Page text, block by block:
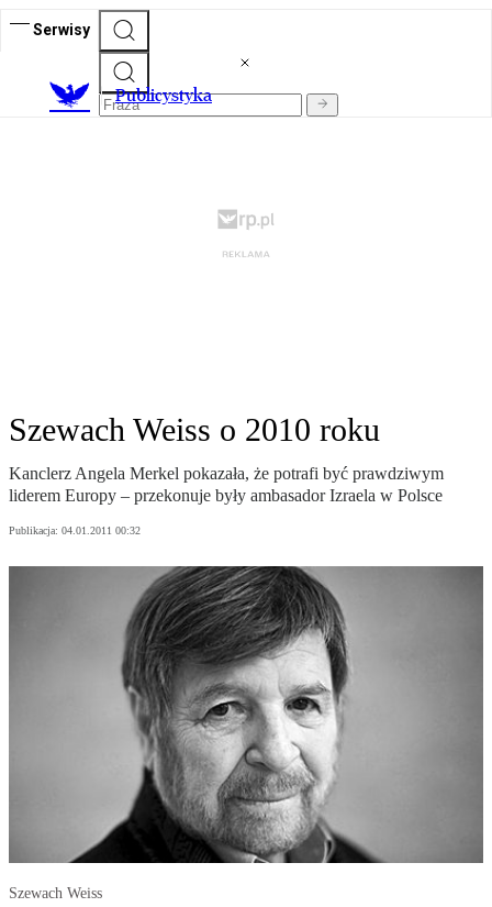
Serwisy
Publicystyka
Szewach Weiss o 2010 roku
Kanclerz Angela Merkel pokazała, że potrafi być prawdziwym
liderem Europy – przekonuje były ambasador Izraela w Polsce
Publikacja: 04.01.2011 00:32
Szewach Weiss